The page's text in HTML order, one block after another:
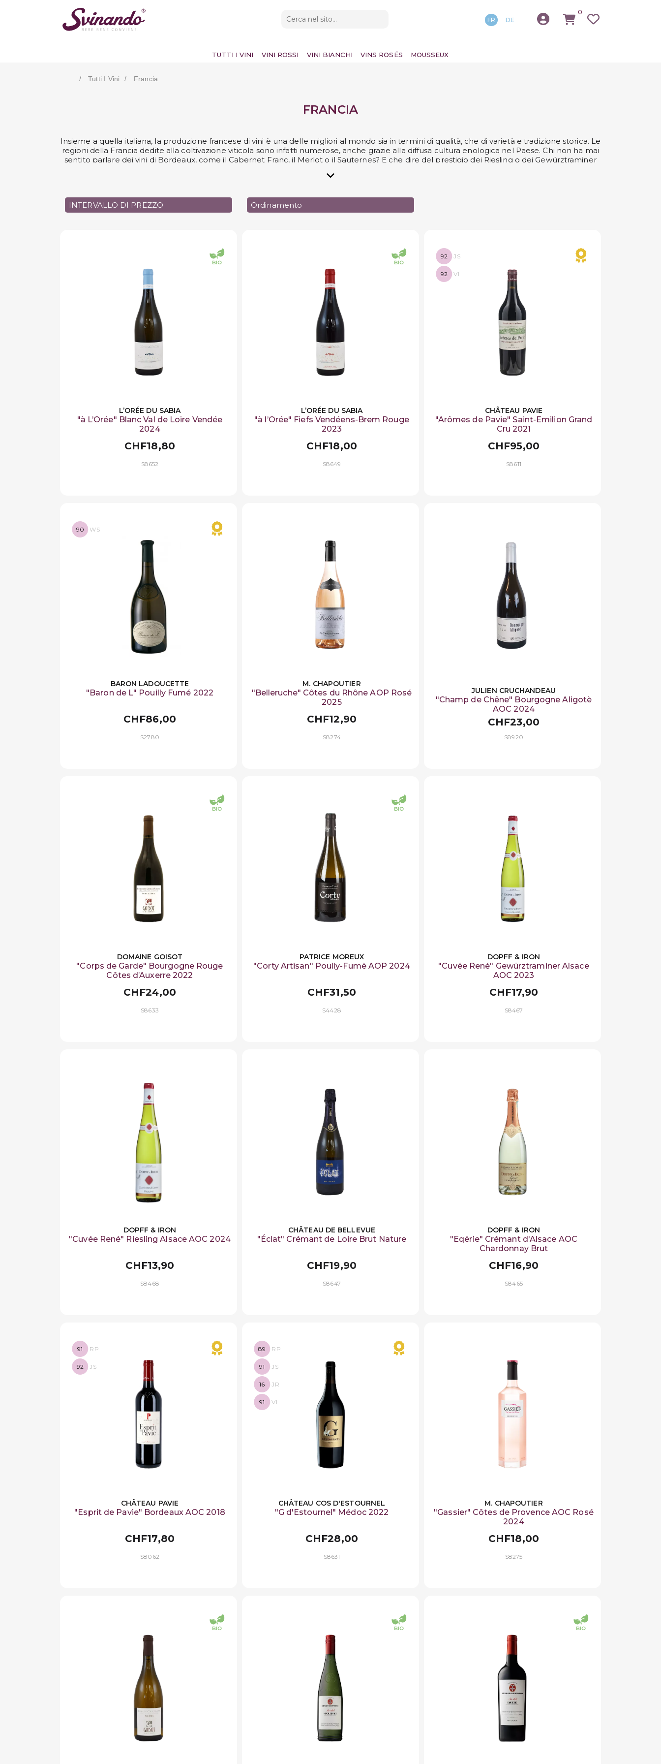
FR DE
0
TUTTI I VINI VINI ROSSI VINI BIANCHI VINS ROSÉS MOUSSEUX
Tutti I Vini Francia
FRANCIA
Insieme a quella italiana, la produzione francese di vini è una delle migliori al mondo sia in termini di qualità, che di varietà e tradizione storica. Le
regioni della Francia dedite alla coltivazione viticola sono infatti numerose, anche grazie alla diffusa cultura enologica nel Paese. Chi non ha mai
sentito parlare dei vini di Bordeaux, come il Cabernet Franc, il Merlot o il Sauternes? E che dire del prestigio dei Riesling o dei Gewürztraminer
produzione di vini rossi e bianchi, ma anche per le sue bollicine: indubbia è la fama mondiale dei suoi Champagne, i vini spumanti prodotti con
caratterizza per specifiche tipologie di vino che puoi acquistare direttamente su Svinando. Inizia il tuo tour enogastronomico virtuale nelle più
famose regioni della Francia!
INTERVALLO DI PREZZO Ordinamento
L’ORÉE DU SABIA
"à L’Orée" Blanc Val de Loire Vendée
2024
CHF18,80
S8652
L’ORÉE DU SABIA
"à l’Orée" Fiefs Vendéens-Brem Rouge
2023
CHF18,00
S8649
92 JS
92 VI
CHÂTEAU PAVIE
"Arômes de Pavie" Saint-Emilion Grand
Cru 2021
CHF95,00
S8611
90 WS
BARON LADOUCETTE
"Baron de L" Pouilly Fumé 2022
CHF86,00
S2780
M. CHAPOUTIER
"Belleruche" Côtes du Rhône AOP Rosé
2025
CHF12,90
S8274
JULIEN CRUCHANDEAU
"Champ de Chêne" Bourgogne Aligotè
AOC 2024
CHF23,00
S8920
DOMAINE GOISOT
"Corps de Garde" Bourgogne Rouge
Côtes d’Auxerre 2022
CHF24,00
S8633
PATRICE MOREUX
"Corty Artisan" Poully-Fumè AOP 2024
CHF31,50
S4428
DOPFF & IRON
"Cuvée René" Gewürztraminer Alsace
AOC 2023
CHF17,90
S8467
DOPFF & IRON
"Cuvée René" Riesling Alsace AOC 2024
CHF13,90
S8468
CHÂTEAU DE BELLEVUE
"Éclat" Crémant de Loire Brut Nature
CHF19,90
S8647
DOPFF & IRON
"Eqérie" Crémant d'Alsace AOC
Chardonnay Brut
CHF16,90
S8465
91 RP
92 JS
CHÂTEAU PAVIE
"Esprit de Pavie" Bordeaux AOC 2018
CHF17,80
S8062
89 RP
91 JS
16 JR
91 VI
CHÂTEAU COS D'ESTOURNEL
"G d'Estournel" Médoc 2022
CHF28,00
S8631
M. CHAPOUTIER
"Gassier" Côtes de Provence AOC Rosé
2024
CHF18,00
S8275